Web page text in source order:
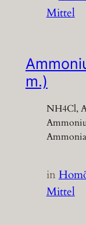
Mittel
m.)
NH4Cl,
in
Mittel